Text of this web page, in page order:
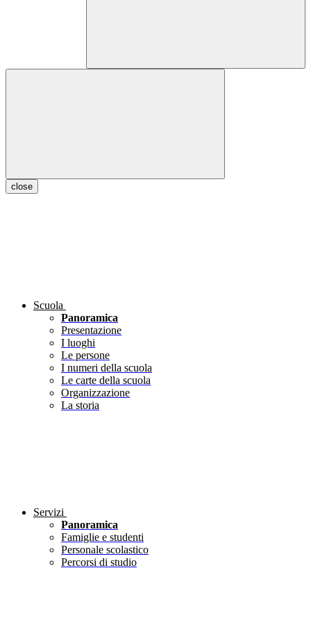
close
Scuola
Panoramica
Presentazione
I luoghi
Le persone
I numeri della scuola
Le carte della scuola
Organizzazione
La storia
Servizi
Panoramica
Famiglie e studenti
Personale scolastico
Percorsi di studio